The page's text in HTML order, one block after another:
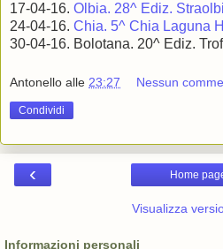
17-04-16. Olbia. 28^ Ediz.
24-04-16. Chia. 5^ Chia Laguna
30-04-16. Bolotana. 20^ Ediz.
Antonello alle 23:27 Nessun
Condividi
‹ Home
Visualizza
Informazioni personali